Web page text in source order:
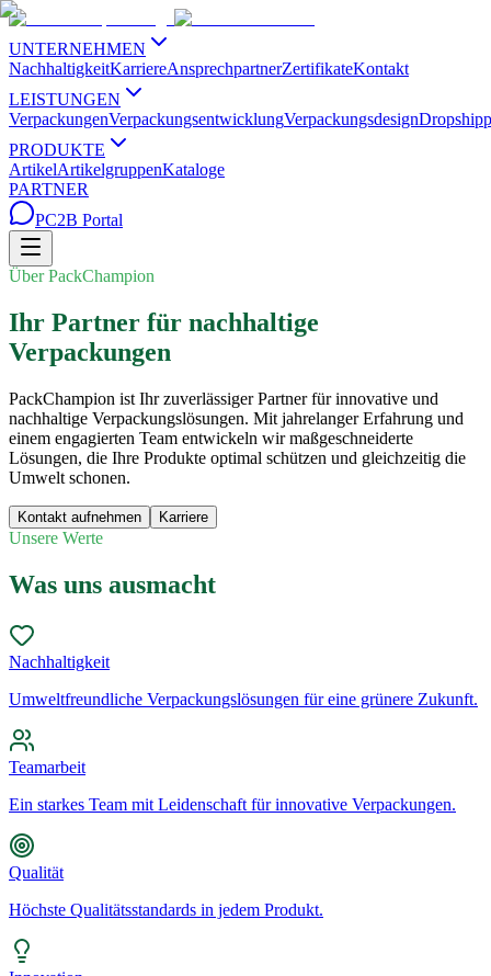
UNTERNEHMEN
NachhaltigkeitKarriereAnsprechpartnerZertifikateKontakt
LEISTUNGEN
VerpackungenVerpackungsentwicklungVerpackungsdesign
PRODUKTE
ArtikelArtikelgruppenKataloge
PARTNER
PC2B Portal
Über PackChampion
Ihr Partner für nachhaltige
Verpackungen
PackChampion ist Ihr zuverlässiger Partner für innovative und
nachhaltige Verpackungslösungen. Mit jahrelanger Erfahrung und
einem engagierten Team entwickeln wir maßgeschneiderte
Lösungen, die Ihre Produkte optimal schützen und gleichzeitig die
Umwelt schonen.
Kontakt aufnehmen Karriere
Unsere Werte
Was uns ausmacht
Nachhaltigkeit
Umweltfreundliche Verpackungslösungen für eine grünere Zukunft.
Teamarbeit
Ein starkes Team mit Leidenschaft für innovative Verpackungen.
Qualität
Höchste Qualitätsstandards in jedem Produkt.